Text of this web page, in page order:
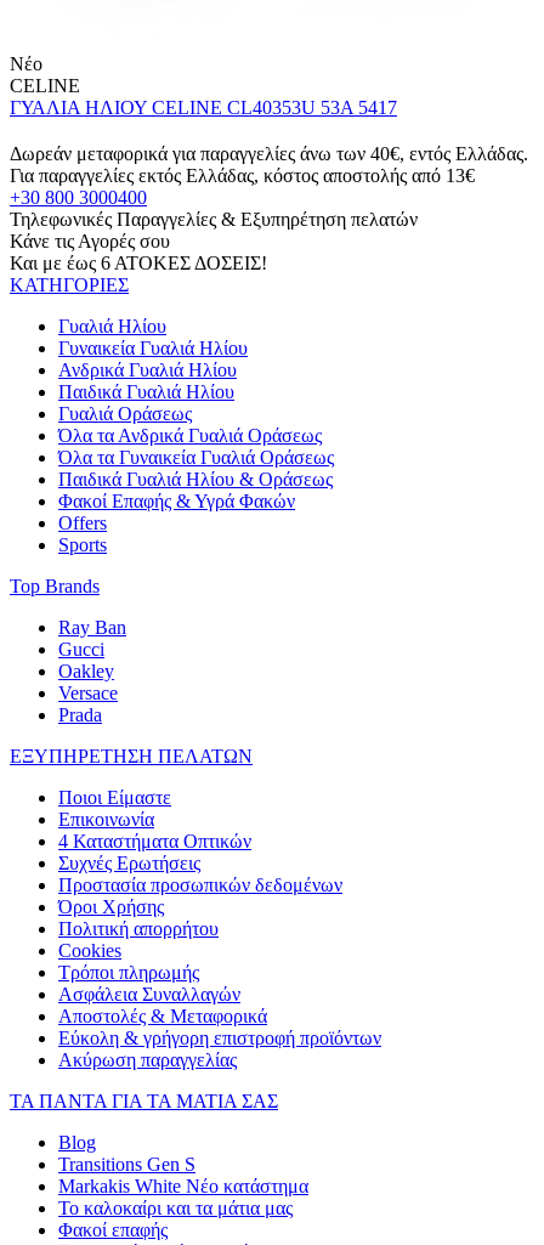
Νέο
CELINE
ΓΥΑΛΙΑ ΗΛΙΟΥ CELINE CL40353U 53A 5417
Δωρεάν μεταφορικά για παραγγελίες άνω των 40€, εντός Ελλάδας.
Για παραγγελίες εκτός Ελλάδας, κόστος αποστολής από 13€
+30 800 3000400
Τηλεφωνικές Παραγγελίες & Εξυπηρέτηση πελατών
Κάνε τις Αγορές σου
Και με έως 6 ΑΤΟΚΕΣ ΔΟΣΕΙΣ!
ΚΑΤΗΓΟΡΙΕΣ
Γυαλιά Ηλίου
Γυναικεία Γυαλιά Ηλίου
Ανδρικά Γυαλιά Ηλίου
Παιδικά Γυαλιά Ηλίου
Γυαλιά Οράσεως
Όλα τα Ανδρικά Γυαλιά Οράσεως
Όλα τα Γυναικεία Γυαλιά Οράσεως
Παιδικά Γυαλιά Ηλίου & Οράσεως
Φακοί Επαφής & Υγρά Φακών
Offers
Sports
Top Brands
Ray Ban
Gucci
Oakley
Versace
Prada
ΕΞΥΠΗΡΕΤΗΣΗ ΠΕΛΑΤΩΝ
Ποιοι Είμαστε
Επικοινωνία
4 Καταστήματα Οπτικών
Συχνές Ερωτήσεις
Προστασία προσωπικών δεδομένων
Όροι Χρήσης
Πολιτική απορρήτου
Cookies
Τρόποι πληρωμής
Ασφάλεια Συναλλαγών
Αποστολές & Μεταφορικά
Εύκολη & γρήγορη επιστροφή προϊόντων
Ακύρωση παραγγελίας
ΤΑ ΠΑΝΤΑ ΓΙΑ ΤΑ ΜΑΤΙΑ ΣΑΣ
Blog
Transitions Gen S
Markakis White Νέο κατάστημα
Το καλοκαίρι και τα μάτια μας
Φακοί επαφής